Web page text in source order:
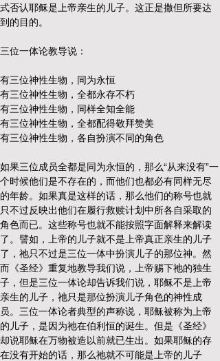
式否认耶稣是上帝亲生的儿子。这正是撒但所要达
到的目的。
三位一体论教导说：
有三位神性生物，同为永恒
有三位神性生物，全都永存不朽
有三位神性生物，同样全知全能
有三位神性生物，全都配得敬拜赞美
有三位神性生物，各自扮演不同的角色
如果三位成员全都是同为永恒的，那么“从来没有”一
个时候他们是不存在的，而他们也都必有同样无尽
的年龄。如果真是这样的话，那么他们的称号也就
只不过反映出他们在履行救赎计划中所各自采取的
角色而已。这些称号也就不能按照字面解释来解读
了。譬如，上帝的儿子就不是上帝真正亲生的儿子
了，祂只不过是三位一体中扮演儿子的那位神。然
而《圣经》重复地教导我们说，上帝赐下祂的独生
子，但是三位一体论却告诉我们说，耶稣不是上帝
亲生的儿子，祂只是那位扮演儿子角色的神性成
员。三位一体论者典型的声称说，耶稣被称为上帝
的儿子，是因为祂在伯利恒的诞生。但是《圣经》
却说耶稣在万物被造以前就已生出。如果耶稣的存
在没有开始的话，那么祂就不可能是上帝的儿子